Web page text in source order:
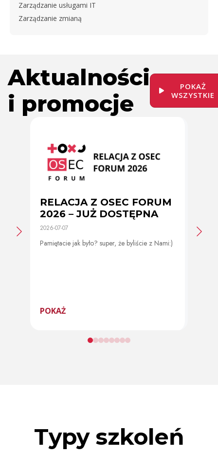
Zarządzanie usługami IT
Zarządzanie zmianą
Aktualności
i promocje
POKAŻ
WSZYSTKIE
RELACJA Z OSEC FORUM
2026 – JUŻ DOSTĘPNA
2026-07-07
Pamiętacie jak było? super, że byliście z Nami:)
POKAŻ
2026-
Typy szkoleń